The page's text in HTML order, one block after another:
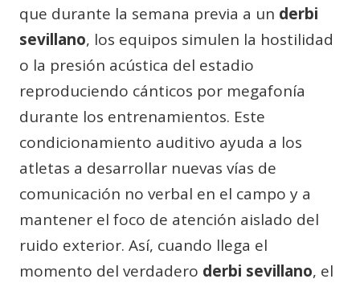
que durante la semana previa a un derbi
sevillano, los equipos simulen la hostilidad
o la presión acústica del estadio
reproduciendo cánticos por megafonía
durante los entrenamientos. Este
condicionamiento auditivo ayuda a los
atletas a desarrollar nuevas vías de
comunicación no verbal en el campo y a
mantener el foco de atención aislado del
ruido exterior. Así, cuando llega el
momento del verdadero derbi sevillano, el